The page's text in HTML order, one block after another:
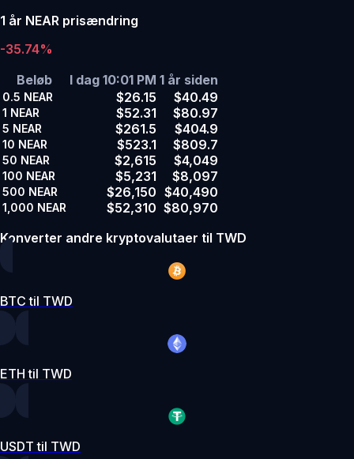
1 år NEAR prisændring
-35.74%
Beløb
I dag 10:01 PM 1 år siden
0.5 NEAR $26.15 $40.49
1 NEAR $52.31 $80.97
5 NEAR $261.5 $404.9
10 NEAR $523.1 $809.7
50 NEAR $2,615 $4,049
100 NEAR $5,231 $8,097
500 NEAR $26,150 $40,490
1,000 NEAR $52,310 $80,970
Konverter andre kryptovalutaer til TWD
BTC til TWD
ETH til TWD
USDT til TWD